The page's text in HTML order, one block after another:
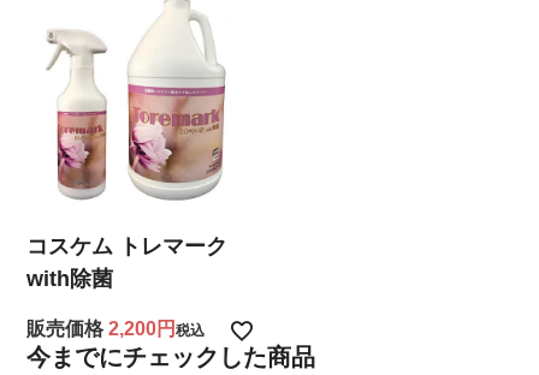
コスケム トレマーク
with除菌
販売価格 2,200 税込
今までにチェックした商品